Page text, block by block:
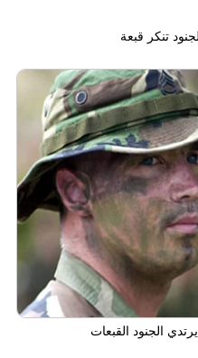
يرتدي الجنود